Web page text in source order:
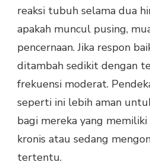
reaksi tubuh selama dua
apakah muncul pusing,
pencernaan. Jika respon
ditambah sedikit dengan
frekuensi moderat.
seperti ini lebih aman
bagi mereka yang
kronis atau sedang
tertentu.